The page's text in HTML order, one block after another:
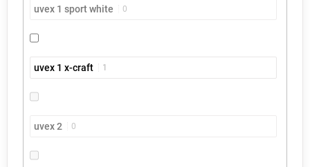
uvex 1 sport white 0
uvex 1 x-craft 1
uvex 2 0